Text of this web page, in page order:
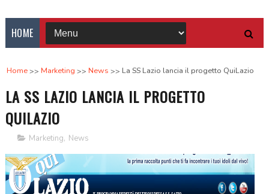
HOME
Home Marketing News La SS Lazio lancia il progetto QuiLazio
LA SS LAZIO LANCIA IL PROGETTO
QUILAZIO
Marketing, News